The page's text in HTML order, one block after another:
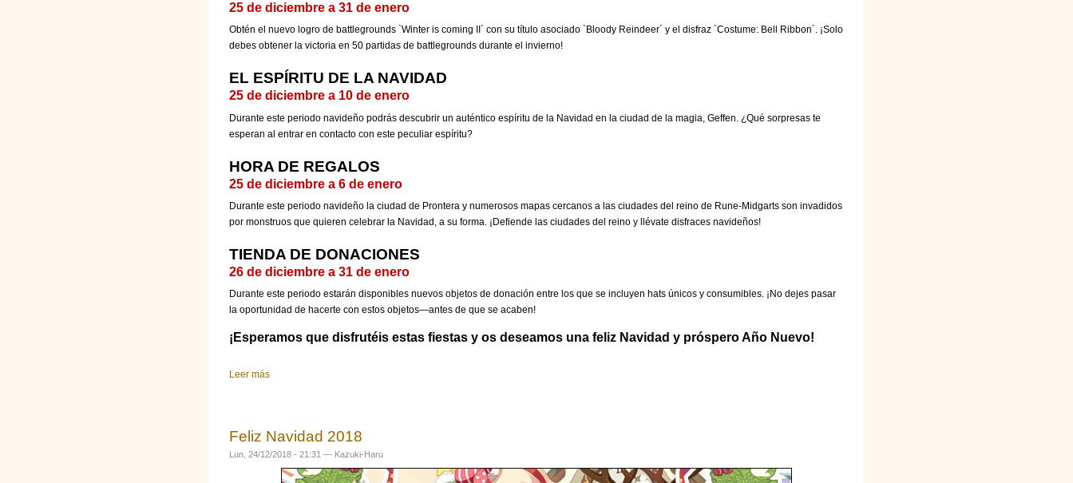
25 de diciembre a 31 de enero
Obtén el nuevo logro de battlegrounds `Winter is coming II´ con su título asociado `Bloody Reindeer´ y el disfraz `Costume: Bell Ribbon´. ¡Solo
debes obtener la victoria en 50 partidas de battlegrounds durante el invierno!
EL ESPÍRITU DE LA NAVIDAD
25 de diciembre a 10 de enero
Durante este periodo navideño podrás descubrir un auténtico espíritu de la Navidad en la ciudad de la magia, Geffen. ¿Qué sorpresas te
esperan al entrar en contacto con este peculiar espíritu?
HORA DE REGALOS
25 de diciembre a 6 de enero
Durante este periodo navideño la ciudad de Prontera y numerosos mapas cercanos a las ciudades del reino de Rune-Midgarts son invadidos
por monstruos que quieren celebrar la Navidad, a su forma. ¡Defiende las ciudades del reino y llévate disfraces navideños!
TIENDA DE DONACIONES
26 de diciembre a 31 de enero
Durante este periodo estarán disponibles nuevos objetos de donación entre los que se incluyen hats únicos y consumibles. ¡No dejes pasar
la oportunidad de hacerte con estos objetos—antes de que se acaben!
¡Esperamos que disfrutéis estas fiestas y os deseamos una feliz Navidad y próspero Año Nuevo!
Leer más
Feliz Navidad 2018
Lun, 24/12/2018 - 21:31 — Kazuki-Haru